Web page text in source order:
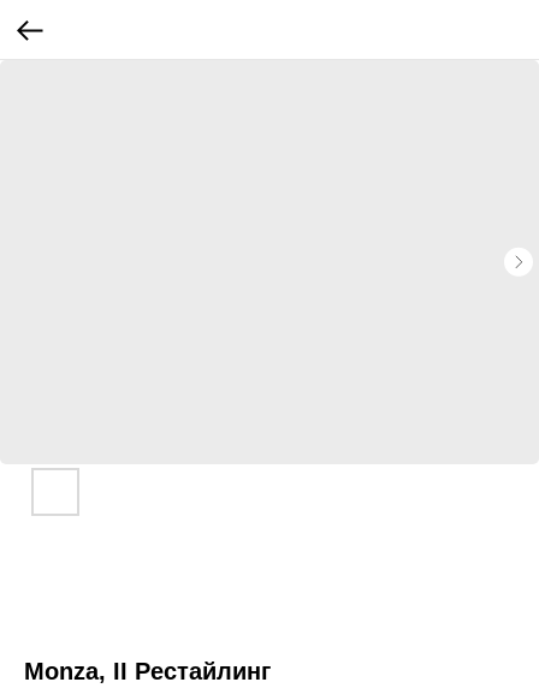
Monza, II Рестайлинг